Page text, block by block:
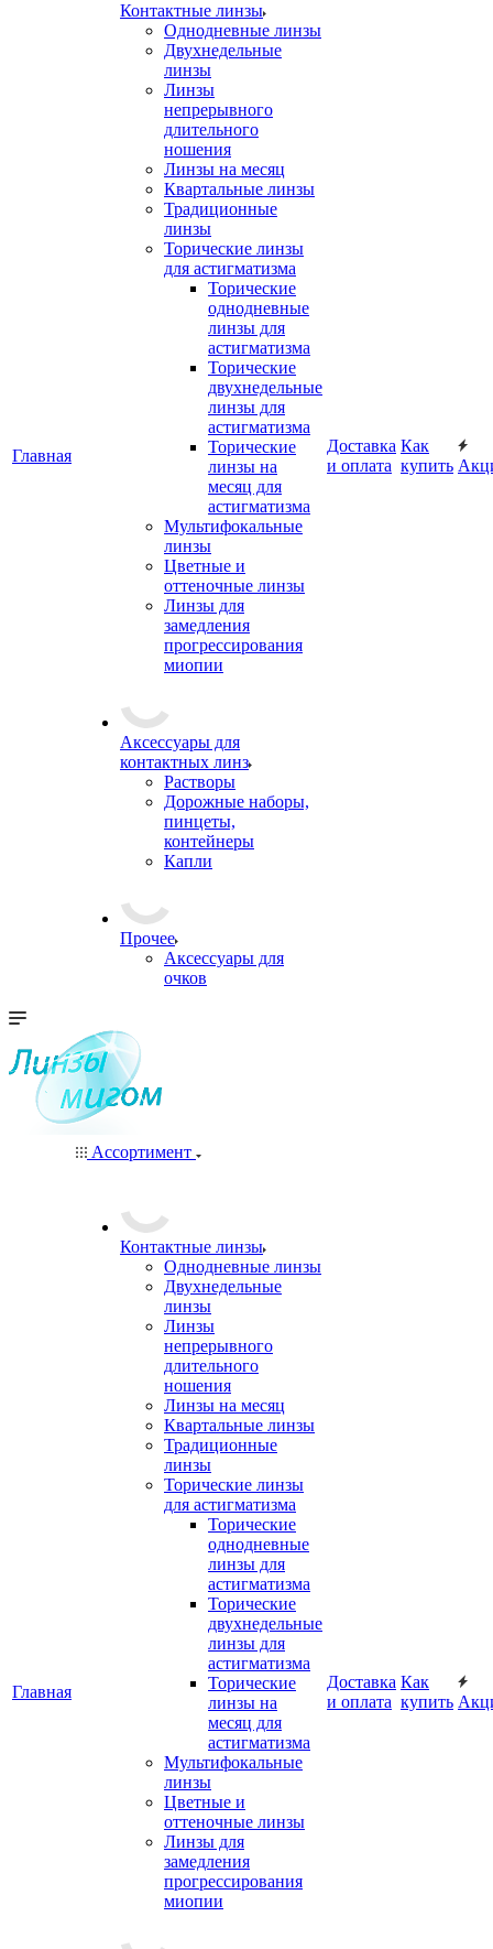
Главная
Контактные линзы
Однодневные линзы
Двухнедельные
линзы
Линзы
непрерывного
длительного
ношения
Линзы на месяц
Квартальные линзы
Традиционные
линзы
Торические линзы
для астигматизма
Торические
однодневные
линзы для
астигматизма
Торические
двухнедельные
линзы для
астигматизма
Торические
линзы на
месяц для
астигматизма
Мультифокальные
линзы
Цветные и
оттеночные линзы
Линзы для
замедления
прогрессирования
миопии
Аксессуары для
контактных линз
Растворы
Дорожные наборы,
пинцеты,
контейнеры
Капли
Прочее
Аксессуары для
очков
Доставка
и оплата
Как
купить
Главная
Ассортимент
Контактные линзы
Однодневные линзы
Двухнедельные
линзы
Линзы
непрерывного
длительного
ношения
Линзы на месяц
Квартальные линзы
Традиционные
линзы
Торические линзы
для астигматизма
Торические
однодневные
линзы для
астигматизма
Торические
двухнедельные
линзы для
астигматизма
Торические
линзы на
месяц для
астигматизма
Мультифокальные
линзы
Цветные и
оттеночные линзы
Линзы для
замедления
прогрессирования
миопии
Доставка
и оплата
Как
купить